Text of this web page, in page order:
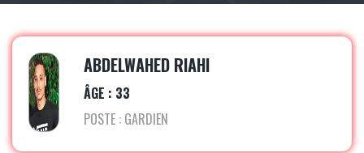
ABDELWAHED RIAHI
ÂGE : 33
POSTE : GARDIEN